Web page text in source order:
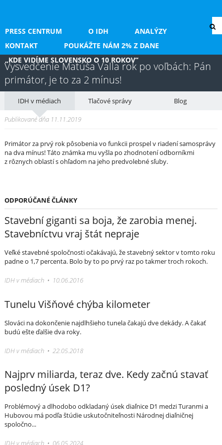
PRESS CENTRUM O IDH
ANALÝZY
KONTAKT
POUKÁŽTE NÁM 2% Z DANE
„KDE VIDÍME SLOVENSKO O 10 ROKOV“
Vysvedčenie Matúša Valla rok po voľbách: Pán
primátor, je to za 2 mínus!
IDH v médiach Tlačové správy Blog
Publikované dňa 11.11.2019
Primátor za prvý rok pôsobenia vo funkcii prospel v riadení samosprávy
na dva mínus! Táto známka mu vyšla po zhodnotení odborníkmi
z rôznych oblastí s ohľadom na jeho predvolebné sľuby.
ODPORÚČANÉ ČLÁNKY
Stavební giganti sa boja, že zarobia menej.
Stavebníctvu vraj štát nepraje
Veľké stavebné spoločnosti očakávajú, že stavebný sektor v tomto roku
padne o 1,7 percenta. Bolo by to po prvý raz po takmer troch rokoch.
IDH v médiach • 10.06.2016
Tunelu Višňové chýba kilometer
Slováci na dokončenie najdlhšieho tunela čakajú dve dekády. A čakať
budú ešte ďalšie dva roky.
IDH v médiach • 22.05.2018
Najprv miliarda, teraz dve. Kedy začnú stavať
posledný úsek D1?
Problémový a dlhodobo odkladaný úsek diaľnice D1 medzi Turanmi a
Hubovou má podľa štúdie uskutočniteľnosti Národnej diaľničnej
spoločno...
IDH v médiach • 06.05.2024